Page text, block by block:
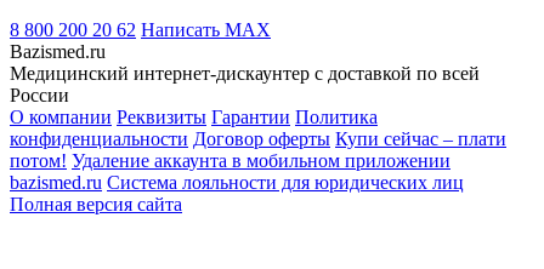
8 800 200 20 62 Написать MAX
Bazismed.ru
Медицинский интернет-дискаунтер с доставкой по всей
России
О компании Реквизиты Гарантии Политика
конфиденциальности Договор оферты Купи сейчас – плати
потом! Удаление аккаунта в мобильном приложении
bazismed.ru Система лояльности для юридических лиц
Полная версия сайта